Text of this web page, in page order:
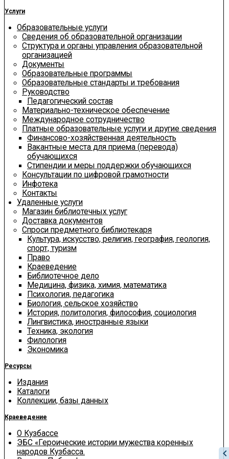
Услуги
Образовательные услуги
Сведения об образовательной организации
Структура и органы управления образовательной
организацией
Документы
Образовательные программы
Образовательные стандарты и требования
Руководство
Педагогический состав
Материально-техническое обеспечение
Международное сотрудничество
Платные образовательные услуги и другие сведения
Финансово-хозяйственная деятельность
Вакантные места для приема (перевода)
обучающихся
Стипендии и меры поддержки обучающихся
Консультации по цифровой грамотности
Инфотека
Контакты
Удаленные услуги
Магазин библиотечных услуг
Доставка документов
Спроси предметного библиотекаря
Культура, искусство, религия, география, геология,
спорт, туризм
Право
Краеведение
Библиотечное дело
Медицина, физика, химия, математика
Психология, педагогика
Биология, сельское хозяйство
История, политология, философия, социология
Лингвистика, иностранные языки
Техника, экология
Филология
Экономика
Ресурсы
Издания
Каталоги
Коллекции, базы данных
Краеведение
О Кузбассе
ЭБС «Героические истории мужества коренных
народов Кузбасса.